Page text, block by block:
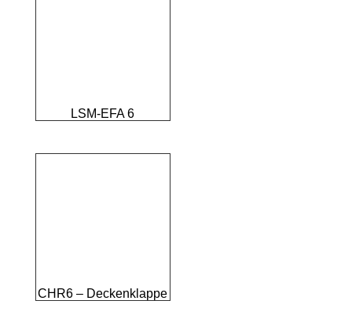
LSM-EFA 6
CHR6 – Deckenklappe